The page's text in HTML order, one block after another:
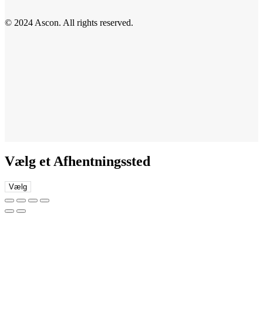
© 2024 Ascon. All rights reserved.
Vælg et Afhentningssted
Vælg